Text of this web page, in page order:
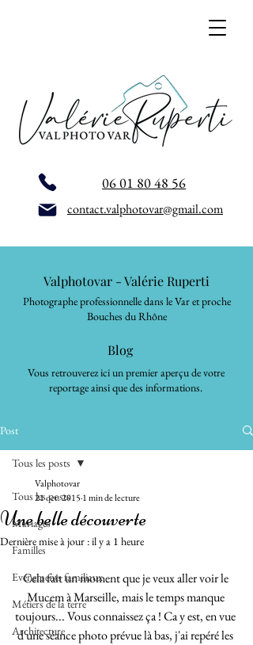
06 01 80 48 56
contact.valphotovar@gmail.com
Valphotovar - Valérie Ruperti
Photographe professionnelle dans le Var et proche
Bouches du Rhône
Blog
Vous retrouverez ici un premier aperçu de votre
reportage ainsi que des informations.
Post
Tous les posts
Mariages
Familles
Evénements familiaux
Métiers de la terre
Architecture
Tous les posts
Une belle découverte
Valphotovar
21 oct. 2015 1 min de lecture
Dernière mise à jour :il y a 1 heure
Cela fait un moment que je veux aller voir le
Mucem à Marseille, mais le temps manque
toujours... Vous connaissez ça ! Ca y est, en vue
d'une séance photo prévue là bas, j'ai repéré les